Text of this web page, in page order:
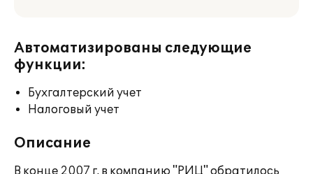
Автоматизированы следующие
функции:
Бухгалтерский учет
Налоговый учет
Описание
В конце 2007 г. в компанию "РИЦ" обратилось